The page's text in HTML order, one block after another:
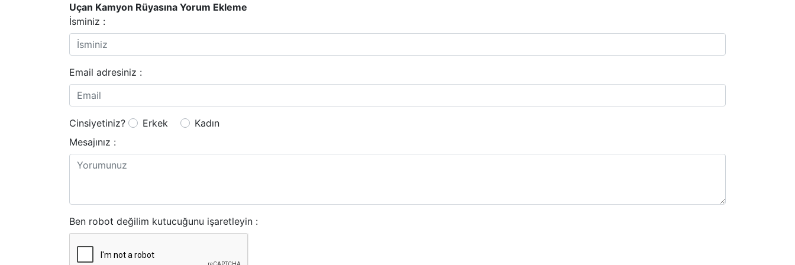
Uçan Kamyon Rüyasına Yorum Ekleme
İsminiz :
Email adresiniz :
Cinsiyetiniz? Erkek
Kadın
Mesajınız :
Ben robot değilim kutucuğunu işaretleyin :